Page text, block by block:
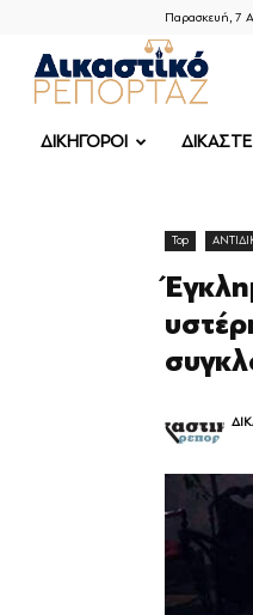
Παρασκευή, 7
ΔΙΚΗΓΟΡΟΙ
Top